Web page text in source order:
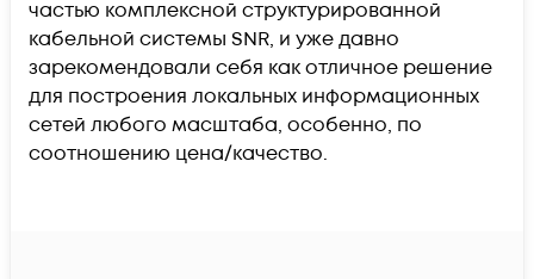
частью комплексной структурированной
кабельной системы SNR, и уже давно
зарекомендовали себя как отличное решение
для построения локальных информационных
сетей любого масштаба, особенно, по
соотношению цена/качество.